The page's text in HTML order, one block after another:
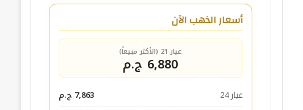
أسعار الذهب الآن
عيار 21 (الأكثر مبيعاً)
6,880 ج.م
عيار 24
7,863 ج.م